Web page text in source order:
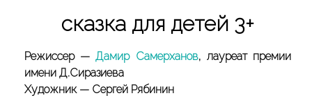
сказка для детей 3+
Режиссер —Дамир Самерханов, лауреат премии
имени Д.Сиразиева
Художник — Сергей Рябинин